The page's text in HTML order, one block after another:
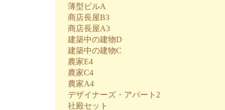
薄型ビルA
商店長屋B3
商店長屋A3
建築中の建物D
建築中の建物C
農家E4
農家C4
農家A4
デザイナーズ・アパート2
社殿セット